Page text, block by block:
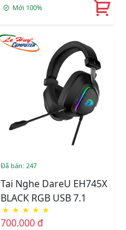
Mới 100%
Đã bán: 247
Tai Nghe DareU EH745X
BLACK RGB USB 7.1
★ ★ ★ ★ ★
700.000 đ